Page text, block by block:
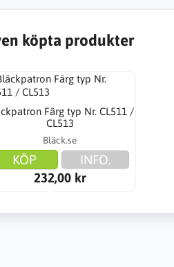
köpta produkter
Färg typ Nr. CL511 /
CL513
Bläck.se
KÖP
INFO.
232,00 kr